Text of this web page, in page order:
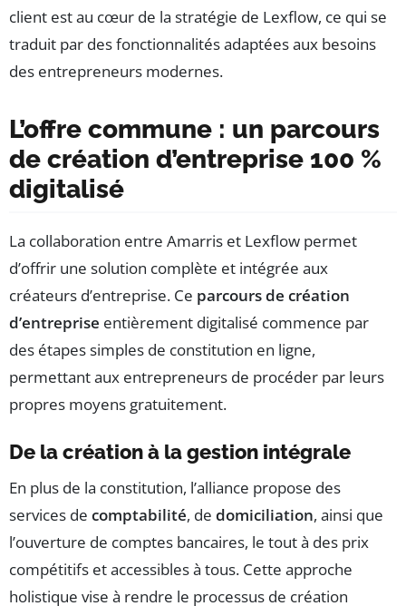
client est au cœur de la stratégie de Lexflow, ce qui se
traduit par des fonctionnalités adaptées aux besoins
des entrepreneurs modernes.
L’offre commune : un parcours
de création d’entreprise 100 %
digitalisé
La collaboration entre Amarris et Lexflow permet
d’offrir une solution complète et intégrée aux
créateurs d’entreprise. Ce parcours de création
d’entreprise entièrement digitalisé commence par
des étapes simples de constitution en ligne,
permettant aux entrepreneurs de procéder par leurs
propres moyens gratuitement.
De la création à la gestion intégrale
En plus de la constitution, l’alliance propose des
services de comptabilité, de domiciliation, ainsi que
l’ouverture de comptes bancaires, le tout à des prix
compétitifs et accessibles à tous. Cette approche
holistique vise à rendre le processus de création